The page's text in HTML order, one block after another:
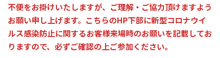
不便をお掛けいたしますが、ご理解・ご協力頂けますよう
お願い申し上げます。こちらのHP下部に新型コロナウイ
ルス感染防止に関するお客様来場時のお願いを記載してお
りますので、必ずご確認の上ご参加ください。